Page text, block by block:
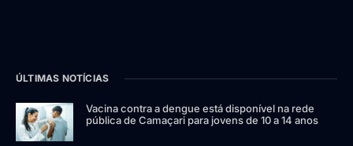
ÚLTIMAS NOTÍCIAS
Vacina contra a dengue está disponível na rede
pública de Camaçari para jovens de 10 a 14 anos